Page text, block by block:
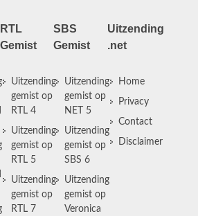
RTL
Gemist
Uitzending
gemist op
RTL 4
Uitzending
gemist op
RTL 5
Uitzending
gemist op
RTL 7
SBS
Gemist
Uitzending
gemist op
NET 5
Uitzending
gemist op
SBS 6
Uitzending
gemist op
Veronica
Uitzending
.net
Home
Privacy
Contact
Disclaimer